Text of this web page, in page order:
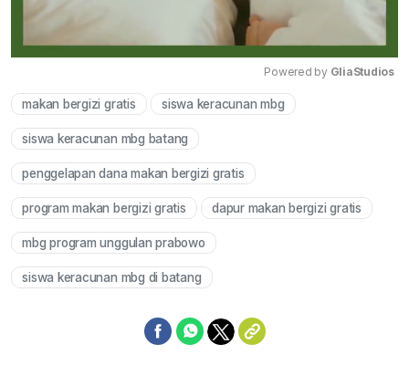
Powered by GliaStudios
makan bergizi gratis siswa keracunan mbg
siswa keracunan mbg batang
penggelapan dana makan bergizi gratis
program makan bergizi gratis dapur makan bergizi gratis
mbg program unggulan prabowo
siswa keracunan mbg di batang